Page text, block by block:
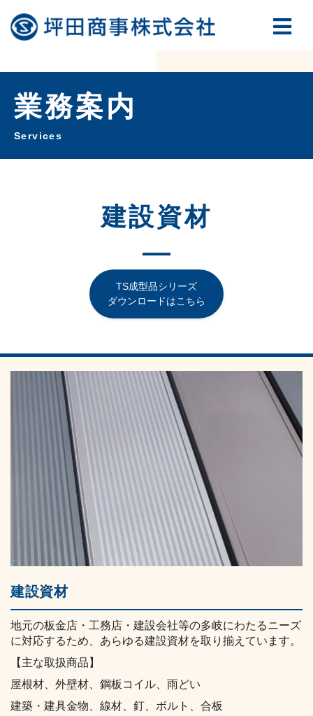
業務案内
Services
建設資材
TS成型品シリーズ
ダウンロードはこちら
建設資材
地元の板金店・工務店・建設会社等の多岐にわたるニーズ
に対応するため、あらゆる建設資材を取り揃えています。
【主な取扱商品】
屋根材、外壁材、鋼板コイル、雨どい
建築・建具金物、線材、釘、ボルト、合板